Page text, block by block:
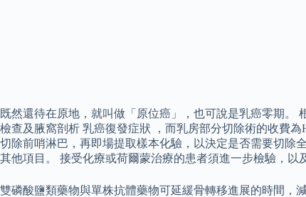
既然還待在原地，就叫做「原位癌」，也可說是乳癌零期。
檢查及腋窩剖析 乳癌復發症狀 ，而乳房部分切除術的收費
切除前哨淋巴，再即場提取樣本化驗，以決定是否需要切除
其他項目。 接受化療或荷爾蒙治療的患者須進一步檢驗，以
雙磷酸鹽類藥物與單株抗體藥物可延緩骨轉移進展的時間，